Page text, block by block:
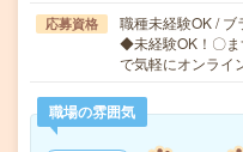
応募資格
職種未経験OK / ブ
◆未経験OK！〇ま
で気軽にオンラ
職場の雰囲気